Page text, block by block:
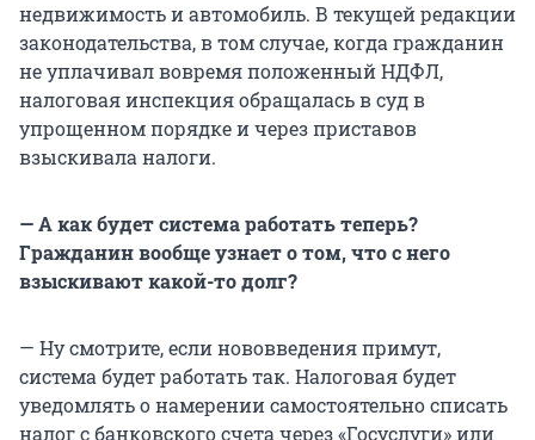
недвижимость и автомобиль. В текущей редакции
законодательства, в том случае, когда гражданин
не уплачивал вовремя положенный НДФЛ,
налоговая инспекция обращалась в суд в
упрощенном порядке и через приставов
взыскивала налоги.
— А как будет система работать теперь?
Гражданин вообще узнает о том, что с него
взыскивают какой-то долг?
— Ну смотрите, если нововведения примут,
система будет работать так. Налоговая будет
уведомлять о намерении самостоятельно списать
налог с банковского счета через «Госуслуги» или